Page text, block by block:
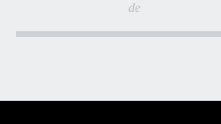
de